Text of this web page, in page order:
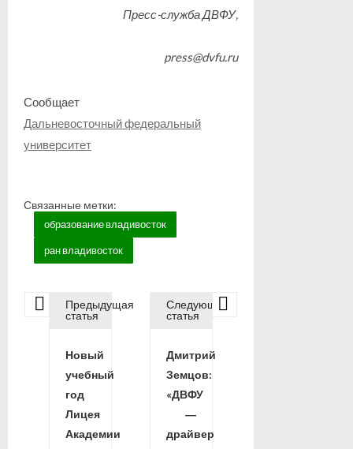
Пресс-служба ДВФУ,
press@dvfu.ru
Сообщает
Дальневосточный федеральный
университет
Связанные метки:
образование владивосток
ран владивосток
Предыдущая
статья
Новый
учебный
год
Лицея
Академии
Следующая
статья
Дмитрий
Земцов:
«ДВФУ
―
драйвер